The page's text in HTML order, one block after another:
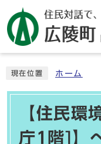
現在位置 ホーム
【住民環
庁1階]】